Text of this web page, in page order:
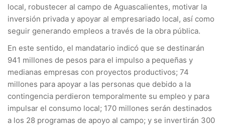
local, robustecer al campo de Aguascalientes, motivar la
inversión privada y apoyar al empresariado local, así como
seguir generando empleos a través de la obra pública.
En este sentido, el mandatario indicó que se destinarán
941 millones de pesos para el impulso a pequeñas y
medianas empresas con proyectos productivos; 74
millones para apoyar a las personas que debido a la
contingencia perdieron temporalmente su empleo y para
impulsar el consumo local; 170 millones serán destinados
a los 28 programas de apoyo al campo; y se invertirán 300